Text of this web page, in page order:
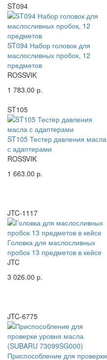
ST094
ST094 Набор головок для
маслосливных пробок, 12
предметов
ROSSVIK
1 783.00 р.
ST105
ST105 Тестер давления масла
с адаптерами
ROSSVIK
1 663.00 р.
JTC-1117
Головка для маслосливных
пробок 13 предметов в кейсе
JTC
3 026.00 р.
JTC-6775
Приспособление для проверки